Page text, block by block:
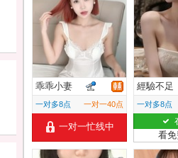
乖乖小妻
一对多8点 一对一40点
一对一忙线中
經驗不足
一对多8点
看